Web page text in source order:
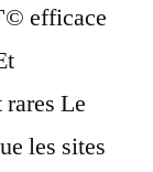
efficace
Le
les sites